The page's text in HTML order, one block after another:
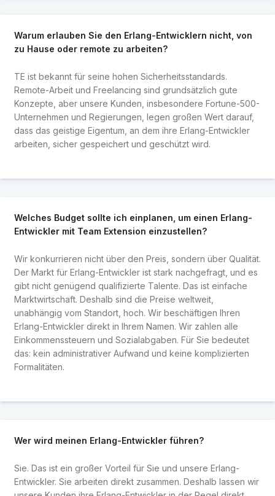
Warum erlauben Sie den Erlang-Entwicklern nicht, von
zu Hause oder remote zu arbeiten?
TE ist bekannt für seine hohen Sicherheitsstandards.
Remote-Arbeit und Freelancing sind grundsätzlich gute
Konzepte, aber unsere Kunden, insbesondere Fortune-500-
Unternehmen und Regierungen, legen großen Wert darauf,
dass das geistige Eigentum, an dem ihre Erlang-Entwickler
arbeiten, sicher gespeichert und geschützt wird.
Welches Budget sollte ich einplanen, um einen Erlang-
Entwickler mit Team Extension einzustellen?
Wir konkurrieren nicht über den Preis, sondern über Qualität.
Der Markt für Erlang-Entwickler ist stark nachgefragt, und es
gibt nicht genügend qualifizierte Talente. Das ist einfache
Marktwirtschaft. Deshalb sind die Preise weltweit,
unabhängig vom Standort, hoch. Wir beschäftigen Ihren
Erlang-Entwickler direkt in Ihrem Namen. Wir zahlen alle
Einkommenssteuern und Sozialabgaben. Für Sie bedeutet
das: kein administrativer Aufwand und keine komplizierten
Formalitäten.
Wer wird meinen Erlang-Entwickler führen?
Sie. Das ist ein großer Vorteil für Sie und unsere Erlang-
Entwickler. Sie arbeiten direkt zusammen. Deshalb lassen wir